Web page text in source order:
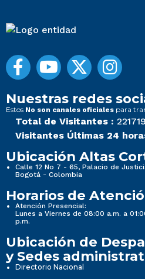
Nuestras redes
Estos No son canales oficiales para
Total de Visitantes :
Visitantes Últimas 24
Ubicación Altas
Calle 12 No 7 - 65, Palacio de
Bogotá - Colombia
Horarios de
Atención Presencial:
Lunes a Viernes de 08:00 a.m. a
p.m.
Ubicación de
y Sedes
Directorio Nacional